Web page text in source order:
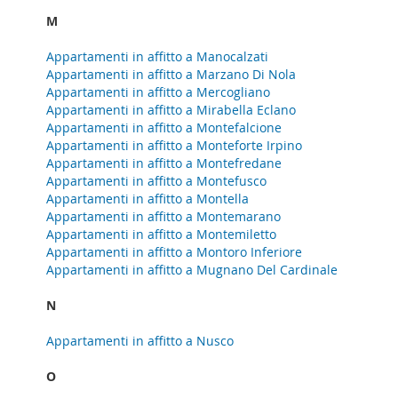
M
Appartamenti in affitto a Manocalzati
Appartamenti in affitto a Marzano Di Nola
Appartamenti in affitto a Mercogliano
Appartamenti in affitto a Mirabella Eclano
Appartamenti in affitto a Montefalcione
Appartamenti in affitto a Monteforte Irpino
Appartamenti in affitto a Montefredane
Appartamenti in affitto a Montefusco
Appartamenti in affitto a Montella
Appartamenti in affitto a Montemarano
Appartamenti in affitto a Montemiletto
Appartamenti in affitto a Montoro Inferiore
Appartamenti in affitto a Mugnano Del Cardinale
N
Appartamenti in affitto a Nusco
O